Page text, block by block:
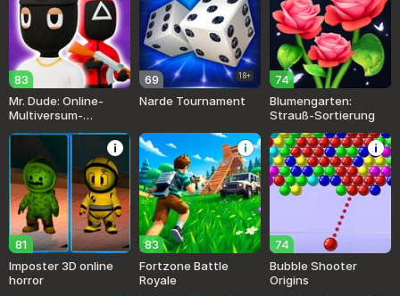
83
Mr. Dude: Online-
Multiversum-
69 18+
Narde Tournament
74
Blumengarten:
Strauß-Sortierung
81
Imposter 3D online
horror
83
Fortzone Battle
Royale
74
Bubble Shooter
Origins